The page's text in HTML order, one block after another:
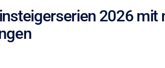
2026 mit
UNSERE PARTNER